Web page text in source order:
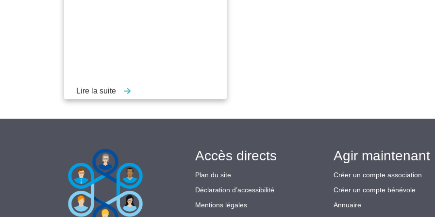
Lire la suite
Accès directs
Plan du site
Déclaration d’accessibilité
Mentions légales
Agir maintenant
Créer un compte association
Créer un compte bénévole
Annuaire